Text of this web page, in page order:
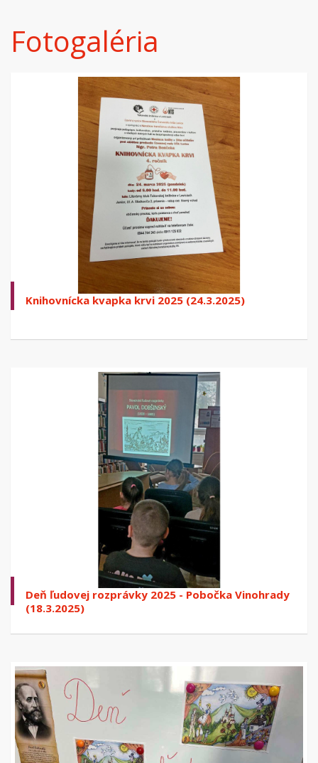
Fotogaléria
Knihovnícka kvapka krvi 2025 (24.3.2025)
Deň ľudovej rozprávky 2025 - Pobočka Vinohrady
(18.3.2025)